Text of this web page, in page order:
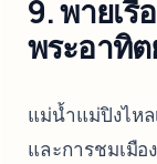
9. พายเ
พระอาทิ
แม่น้ำแม่ปิงไหล
และการชมเมือ